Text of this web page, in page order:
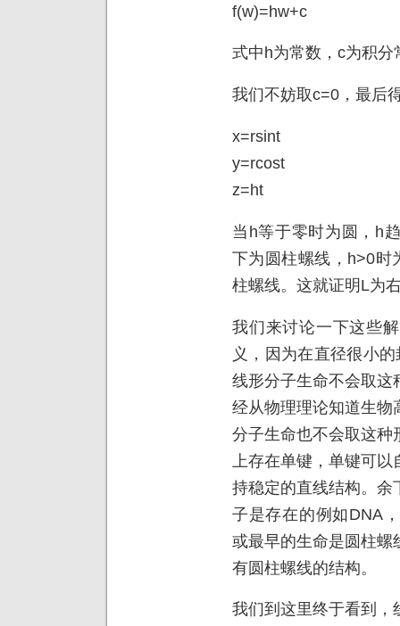
f(w)=hw+c
式中h为常数，c为积
我们不妨取c=0，最后
x=rsint
y=rcost
z=ht
当h等于零时为圆，h
下为圆柱螺线，h>0时
柱螺线。这就证明L为
我们来讨论一下这些
义，因为在直径很小
线形分子生命不会取这
经从物理理论知道生物
分子生命也不会取这种
上存在单键，单键可
持稳定的直线结构。余
子是存在的例如DNA
或最早的生命是圆柱螺
有圆柱螺线的结构。
我们到这里终于看到，